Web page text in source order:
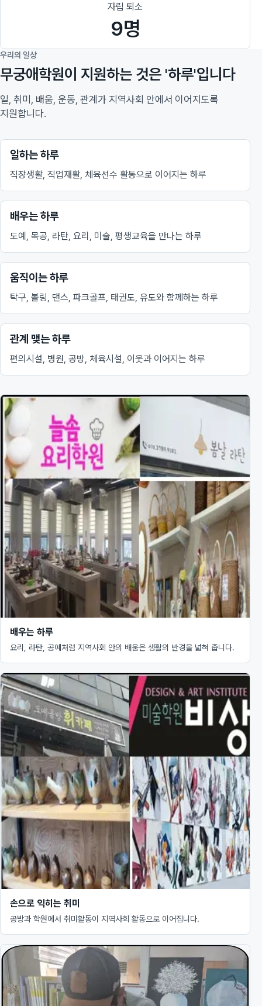
자립 퇴소
9명
우리의 일상
무궁애학원이 지원하는 것은 '하루'입니다
일, 취미, 배움, 운동, 관계가 지역사회 안에서 이어지도록
지원합니다.
일하는 하루
직장생활, 직업재활, 체육선수 활동으로 이어지는 하루
배우는 하루
도예, 목공, 라탄, 요리, 미술, 평생교육을 만나는 하루
움직이는 하루
탁구, 볼링, 댄스, 파크골프, 태권도, 유도와 함께하는 하루
관계 맺는 하루
편의시설, 병원, 공방, 체육시설, 이웃과 이어지는 하루
배우는 하루
요리, 라탄, 공예처럼 지역사회 안의 배움은 생활의 반경을 넓혀 줍니다.
손으로 익히는 취미
공방과 학원에서 취미활동이 지역사회 활동으로 이어집니다.